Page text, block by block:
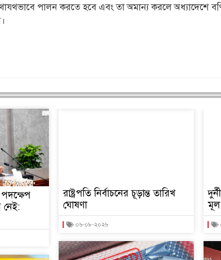
পালন করতে হবে এবং তা অমান্য করলে অধ্যাদেশে
নেই:
রাষ্ট্রপতি নির্বাচনের চূড়ান্ত তারিখ
ঘোষণা
০৬-০৮-২০২৬
মূল